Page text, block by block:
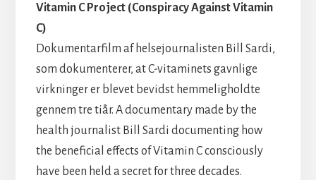
Vitamin C Project (Conspiracy Against Vitamin
C)
Dokumentarfilm af helsejournalisten Bill Sardi,
som dokumenterer, at C-vitaminets gavnlige
virkninger er blevet bevidst hemmeligholdte
gennem tre tiår. A documentary made by the
health journalist Bill Sardi documenting how
the beneficial effects of Vitamin C consciously
have been held a secret for three decades.